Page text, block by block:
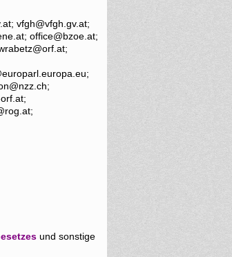
vfgh@vfgh.gv.at;
office@bzoe.at;
und sonstige